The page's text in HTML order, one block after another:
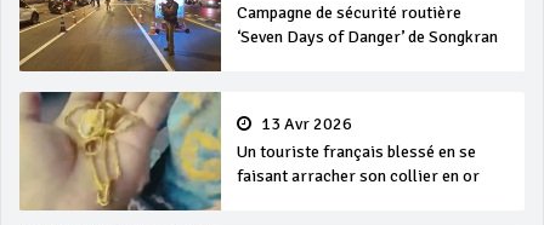
Campagne de sécurité routière
‘Seven Days of Danger’ de Songkran
13 Avr 2026
Un touriste français blessé en se
faisant arracher son collier en or